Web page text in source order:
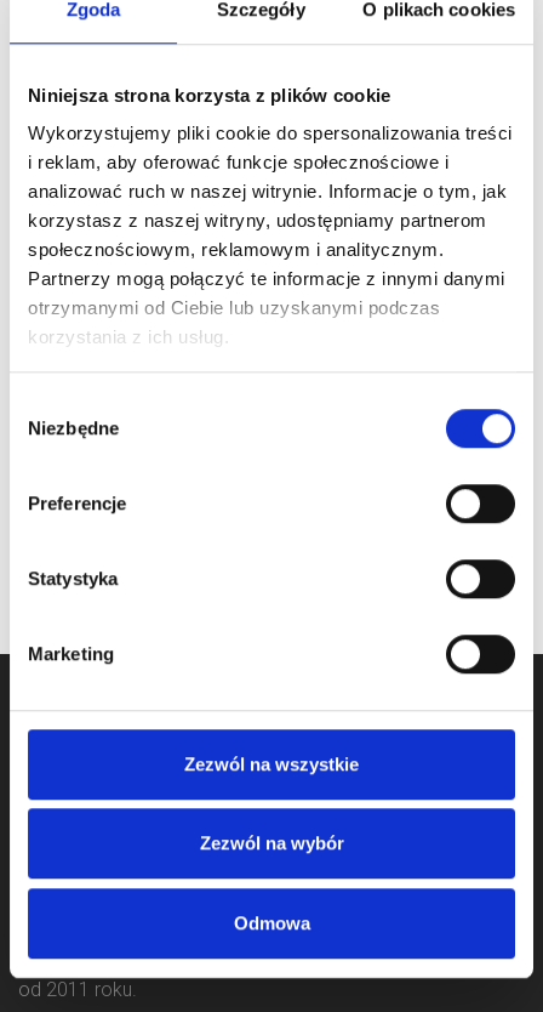
Zgoda Szczegóły O plikach cookies
Niniejsza strona korzysta z plików cookie
Wykorzystujemy pliki cookie do spersonalizowania treści
i reklam, aby oferować funkcje społecznościowe i
analizować ruch w naszej witrynie. Informacje o tym, jak
korzystasz z naszej witryny, udostępniamy partnerom
społecznościowym, reklamowym i analitycznym.
Partnerzy mogą połączyć te informacje z innymi danymi
otrzymanymi od Ciebie lub uzyskanymi podczas
korzystania z ich usług.
zgody
Niezbędne
Preferencje
Statystyka
Marketing
Zezwól na wszystkie
Zezwól na wybór
Odmowa
Nr Art.:214916
Cena detaliczna (brutto)
na stanie
Nr Art.:215394
Cena detaliczna (brutto)
Zajmujemy się sprzedażą komponentów do bram od 2009
roku, a jako firma Komponenty Do Bram działamy na rynku
od 2011 roku.